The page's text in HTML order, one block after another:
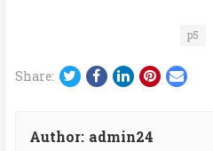
p5
Share: Twitter
Facebook
LinkedIn
Pinterest
Email
Author: admin24